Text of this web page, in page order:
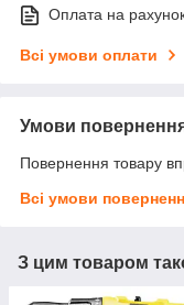
Оплата на
Всі умови оплати
Умови
Повернення товару
Всі умови
З цим товаром